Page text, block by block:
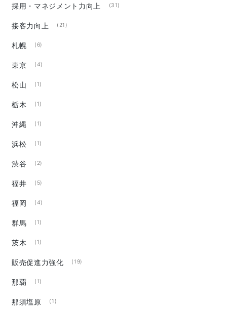
採用・マネジメント力向上 (31)
接客力向上 (21)
札幌 (6)
東京 (4)
松山 (1)
栃木 (1)
沖縄 (1)
浜松 (1)
渋谷 (2)
福井 (5)
福岡 (4)
群馬 (1)
茨木 (1)
販売促進力強化 (19)
那覇 (1)
那須塩原 (1)